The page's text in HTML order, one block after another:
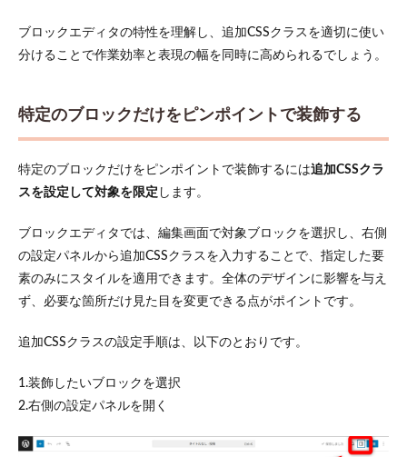
ブロックエディタの特性を理解し、追加CSSクラスを適切に使い
分けることで作業効率と表現の幅を同時に高められるでしょう。
特定のブロックだけをピンポイントで装飾する
特定のブロックだけをピンポイントで装飾するには追加CSSクラ
スを設定して対象を限定 します。
ブロックエディタでは、編集画面で対象ブロックを選択し、右側
の設定パネルから追加CSSクラスを入力することで、指定した要
素のみにスタイルを適用できます。全体のデザインに影響を与え
ず、必要な箇所だけ見た目を変更できる点がポイントです。
追加CSSクラスの設定手順は、以下のとおりです。
1.装飾したいブロックを選択
2.右側の設定パネルを開く